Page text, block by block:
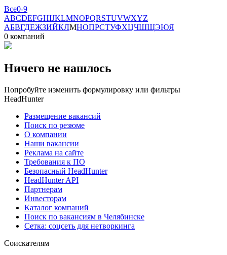
Все0-9
ABCDEFGHIJKLMNOPQRSTUVWXYZ
АБВГДЕЖЗИЙКЛМНОПРСТУФХЦЧШЩЭЮЯ
0 компаний
Ничего не нашлось
Попробуйте изменить формулировку или фильтры
HeadHunter
Размещение вакансий
Поиск по резюме
О компании
Наши вакансии
Реклама на сайте
Требования к ПО
Безопасный HeadHunter
HeadHunter API
Партнерам
Инвесторам
Каталог компаний
Поиск по вакансиям в Челябинске
Сетка: соцсеть для нетворкинга
Соискателям